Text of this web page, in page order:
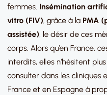
femmes. Insémination
vitro (FIV), grâce à la PMA
assistée), le désir de ces
corps. Alors qu’en France,
interdits, elles n’hésitent
consulter dans les cliniques
France et en Espagne à